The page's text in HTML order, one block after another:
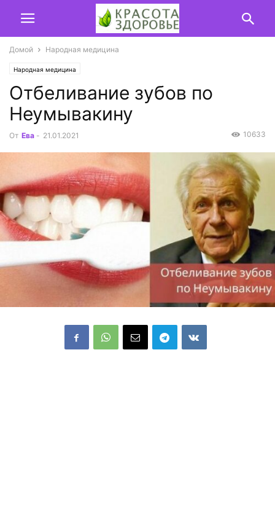
Домой Народная медицина
Народная медицина
Отбеливание зубов по
Неумывакину
От Ева - 21.01.2021 10633